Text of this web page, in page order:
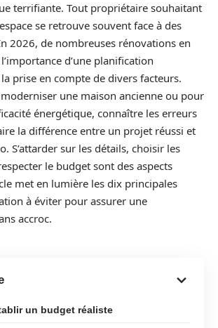
terrifiante. Tout propriétaire souhaitant
se retrouve souvent face à des
2026, de nombreuses rénovations en
d’une planification
prise en compte de divers facteurs.
une maison ancienne ou pour
énergétique, connaître les erreurs
la différence entre un projet réussi et
S’attarder sur les détails, choisir les
le budget sont des aspects
met en lumière les dix principales
à éviter pour assurer une
accroc.
un budget réaliste